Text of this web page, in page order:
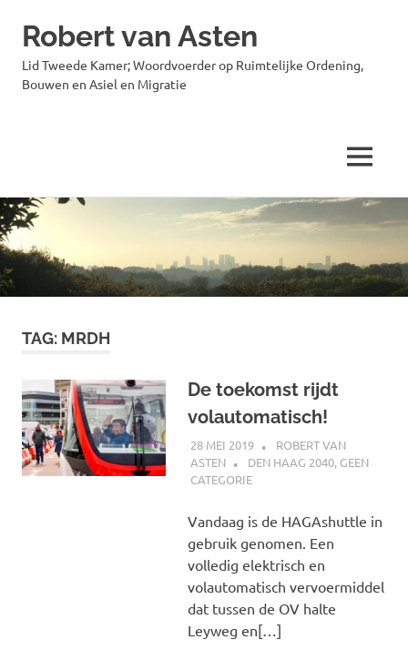
Ga
naar
de
inhoud
Robert van Asten
Lid Tweede Kamer; Woordvoerder op Ruimtelijke Ordening,
Bouwen en Asiel en Migratie
MENU
TAG: MRDH
De toekomst rijdt
volautomatisch!
28 MEI 2019
ROBERT VAN
ASTEN
DEN HAAG 2040, GEEN
CATEGORIE
Vandaag is de HAGAshuttle in
gebruik genomen. Een
volledig elektrisch en
volautomatisch vervoermiddel
dat tussen de OV halte
Leyweg en[…]